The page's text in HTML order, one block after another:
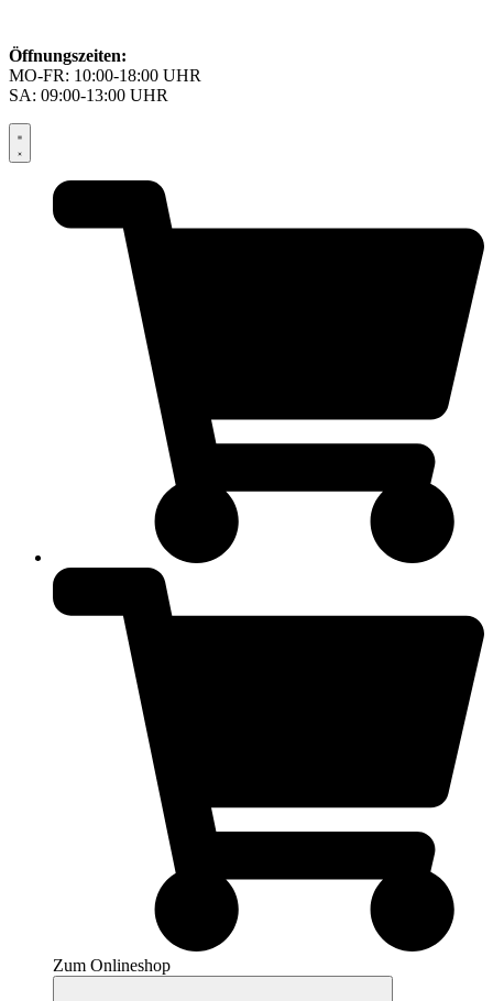
Öffnungszeiten:
MO-FR: 10:00-18:00 UHR
SA: 09:00-13:00 UHR
Zum Onlineshop